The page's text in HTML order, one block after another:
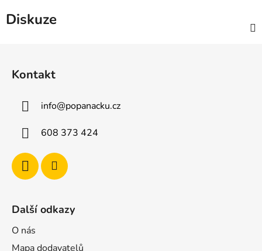
Diskuze
Kontakt
info@popanacku.cz
608 373 424
Další odkazy
O nás
Mapa dodavatelů